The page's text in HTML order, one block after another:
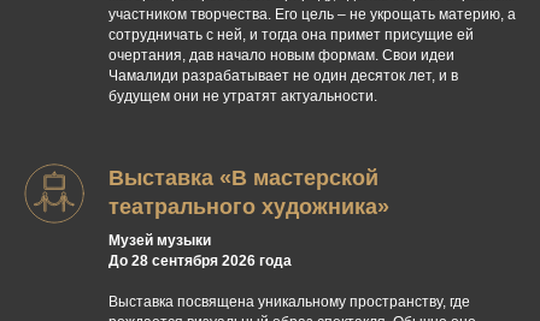
участником творчества. Его цель – не укрощать материю, а
сотрудничать с ней, и тогда она примет присущие ей
очертания, дав начало новым формам. Свои идеи
Чамалиди разрабатывает не один десяток лет, и в
будущем они не утратят актуальности.
Выставка «В мастерской
театрального художника»
Музей музыки
До 28 сентября 2026 года
Выставка посвящена уникальному пространству, где